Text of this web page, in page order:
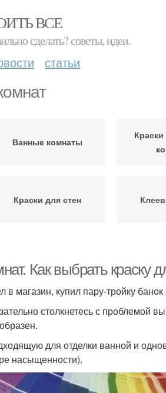
ВСЕ
сделать? советы, идеи.
статьи
Ванные комнаты
Краски для стен
Как выбрать краску
магазин, купил пару-тройку
столкнетесь с проблемой
для отделки ванной и
насыщенности).